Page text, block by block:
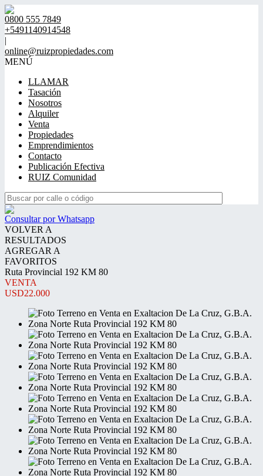
0800 555 7849
+5491140914548
|
online@ruizpropiedades.com
MENÚ
LLAMAR
Tasación
Nosotros
Alquiler
Venta
Propiedades
Emprendimientos
Contacto
Publicación Efectiva
RUIZ Comunidad
Consultar por Whatsapp
VOLVER A
RESULTADOS
AGREGAR A
FAVORITOS
Ruta Provincial 192 KM 80
VENTA
USD22.000